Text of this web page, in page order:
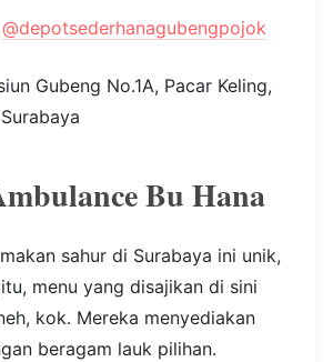
@depotsederhanagubengpojok
Gubeng No.1A, Pacar Keling,
Bu Hana
sahur di Surabaya ini unik,
menu yang disajikan di sini
kok. Mereka menyediakan
beragam lauk pilihan.